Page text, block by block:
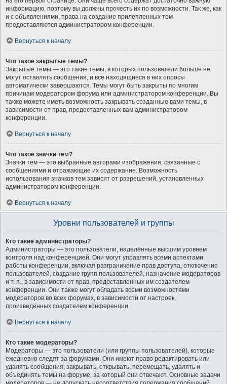
информацию, поэтому вы должны прочесть их по возможности. Так же, как
и с объявлениями, права на создание прилепленных тем
предоставляются администратором конференции.
Вернуться к началу
Что такое закрытые темы?
Закрытые темы — это такие темы, в которых пользователи больше не
могут оставлять сообщения, и все находящиеся в них опросы
автоматически завершаются. Темы могут быть закрыты по многим
причинам модератором форума или администратором конференции. Вы
также можете иметь возможность закрывать созданные вами темы, в
зависимости от прав, предоставленных вам администратором
конференции.
Вернуться к началу
Что такое значки тем?
Значки тем — это выбранные авторами изображения, связанные с
сообщениями и отражающие их содержание. Возможность
использования значков тем зависит от разрешений, установленных
администратором конференции.
Вернуться к началу
Уровни пользователей и группы
Кто такие администраторы?
Администраторы — это пользователи, наделённые высшим уровнем
контроля над конференцией. Они могут управлять всеми аспектами
работы конференции, включая разграничение прав доступа, отключение
пользователей, создание групп пользователей, назначение модераторов
и т. п., в зависимости от прав, предоставленных им создателем
конференции. Они также могут обладать всеми возможностями
модераторов во всех форумах, в зависимости от настроек,
произведённых создателем конференции.
Вернуться к началу
Кто такие модераторы?
Модераторы — это пользователи (или группы пользователей), которые
ежедневно следят за форумами. Они имеют право редактировать или
удалять сообщения, закрывать, открывать, перемещать, удалять и
объединять темы на форуме, за который они отвечают. Основные задачи